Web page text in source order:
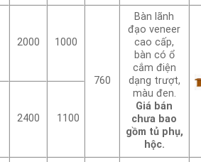
2000 1000
760
Bàn lãnh
đạo veneer
cao cấp,
bàn có ổ
cắm điện
dạng trượt,
màu đen.
Giá bán
chưa bao
gồm tủ phụ,
hộc.
2400 1100